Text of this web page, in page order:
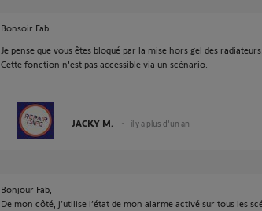
Bonsoir Fab
Je pense que vous êtes bloqué par la mise hors gel des radiateurs.
Cette fonction n'est pas accessible via un scénario.
JACKY M. il y a plus d'un an
Bonjour Fab,
De mon côté, j’utilise l’état de mon alarme activé sur tous les